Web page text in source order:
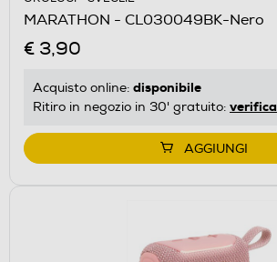
MARATHON - CL030049BK-Nero
€ 3,90
Acquisto online: disponibile
Ritiro in negozio in 30' gratuito: verifica
AGGIUNGI